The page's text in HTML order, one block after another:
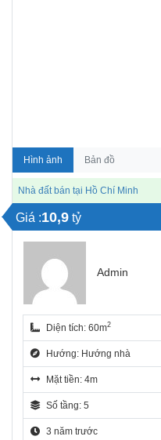
Hình ảnh Bản đồ
Nhà đất bán tại Hồ Chí Minh
Giá :10,9 tỷ
Admin
Diện tích: 60m2
Hướng: Hướng nhà
Mặt tiền: 4m
Số tầng: 5
3 năm trước